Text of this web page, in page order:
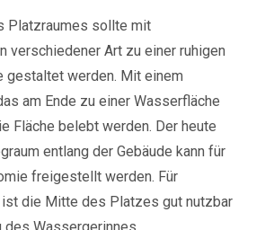
Platzraumes sollte mit
verschiedener Art zu einer ruhigen
gestaltet werden. Mit einem
am Ende zu einer Wasserfläche
Fläche belebt werden. Der heute
entlang der Gebäude kann für
freigestellt werden. Für
ist die Mitte des Platzes gut nutzbar